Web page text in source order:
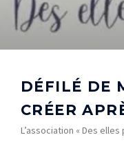
DÉFILÉ DE
CRÉER
L’association « Des elles